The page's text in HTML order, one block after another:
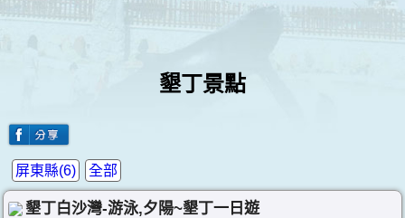
墾丁景點
全部
屏東縣(6)
墾丁白沙灣-游泳,夕陽~墾丁一日遊